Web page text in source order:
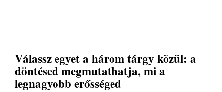
Válassz egyet a három tárgy közül: a
döntésed megmutathatja, mi a
legnagyobb erősséged